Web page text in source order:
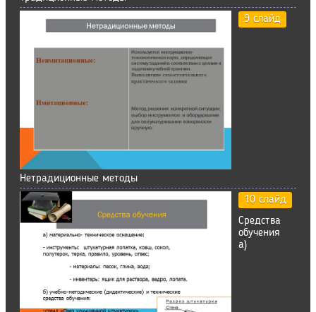
9 слайд
Нетрадиционные методы
10 слайд
Средства
обучения
а)